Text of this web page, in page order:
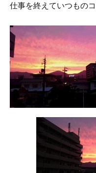
仕事を終えていつもの